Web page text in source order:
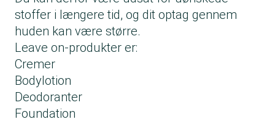
stoffer i længere tid, og dit optag gennem
huden kan være større.
Leave on-produkter er:
Cremer
Bodylotion
Deodoranter
Foundation